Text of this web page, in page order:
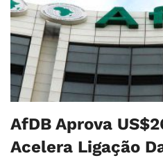
AfDB Aprova
Acelera Ligação